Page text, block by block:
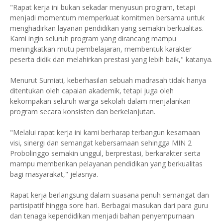
"Rapat kerja ini bukan sekadar menyusun program, tetapi
menjadi momentum memperkuat komitmen bersama untuk
menghadirkan layanan pendidikan yang semakin berkualitas.
Kami ingin seluruh program yang dirancang mampu
meningkatkan mutu pembelajaran, membentuk karakter
peserta didik dan melahirkan prestasi yang lebih baik," katanya.
Menurut Sumiati, keberhasilan sebuah madrasah tidak hanya
ditentukan oleh capaian akademik, tetapi juga oleh
kekompakan seluruh warga sekolah dalam menjalankan
program secara konsisten dan berkelanjutan.
"Melalui rapat kerja ini kami berharap terbangun kesamaan
visi, sinergi dan semangat kebersamaan sehingga MIN 2
Probolinggo semakin unggul, berprestasi, berkarakter serta
mampu memberikan pelayanan pendidikan yang berkualitas
bagi masyarakat," jelasnya.
Rapat kerja berlangsung dalam suasana penuh semangat dan
partisipatif hingga sore hari. Berbagai masukan dari para guru
dan tenaga kependidikan menjadi bahan penyempurnaan